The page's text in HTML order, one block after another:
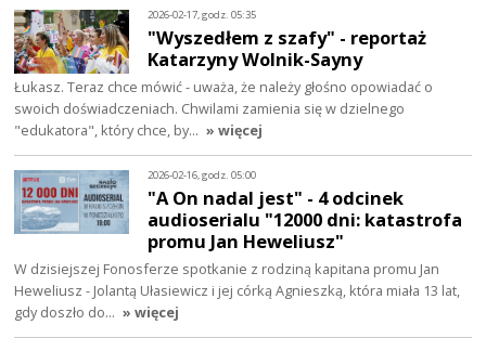
2026-02-17, godz. 05:35
"Wyszedłem z szafy" - reportaż
Katarzyny Wolnik-Sayny
Łukasz. Teraz chce mówić - uważa, że należy głośno opowiadać o
swoich doświadczeniach. Chwilami zamienia się w dzielnego
"edukatora", który chce, by… » więcej
2026-02-16, godz. 05:00
"A On nadal jest" - 4 odcinek
audioserialu "12000 dni: katastrofa
promu Jan Heweliusz"
W dzisiejszej Fonosferze spotkanie z rodziną kapitana promu Jan
Heweliusz - Jolantą Ułasiewicz i jej córką Agnieszką, która miała 13 lat,
gdy doszło do… » więcej